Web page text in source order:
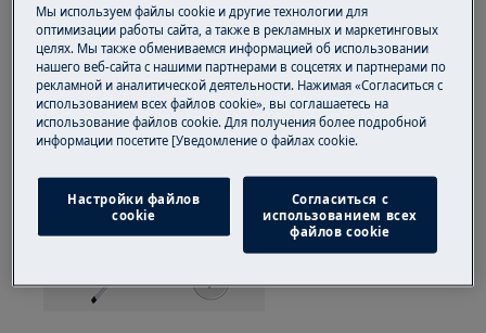
Отвертка шлицевая 6 × 300
Отвертка с крестообразным шлицем 6 × 300
Гаечный ключ с внутренним шестигранником
на 8 мм
Мы используем файлы cookie и другие технологии для
оптимизации работы сайта, а также в рекламных и маркетинговых
целях. Мы также обмениваемся информацией об использовании
нашего веб-сайта с нашими партнерами в соцсетях и партнерами по
рекламной и аналитической деятельности. Нажимая «Согласиться с
использованием всех файлов cookie», вы соглашаетесь на
использование файлов cookie. Для получения более подробной
информации посетите [Уведомление о файлах cookie.
Настройки файлов
cookie
Согласиться с
использованием всех
файлов cookie